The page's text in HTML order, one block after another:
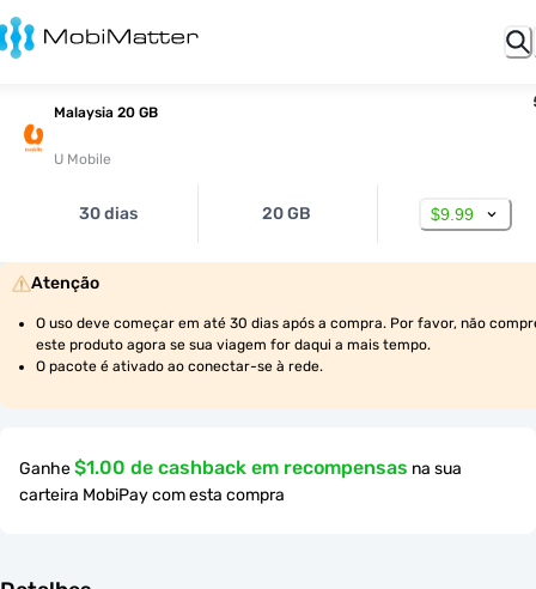
Malaysia 20 GB
U Mobile
30 dias 20 GB $9.99
Atenção
O uso deve começar em até 30 dias após a compra. Por favor, não
este produto agora se sua viagem for daqui a mais tempo.
O pacote é ativado ao conectar-se à rede.
Ganhe$1.00 de cashback em recompensas na sua
carteira MobiPay com esta compra